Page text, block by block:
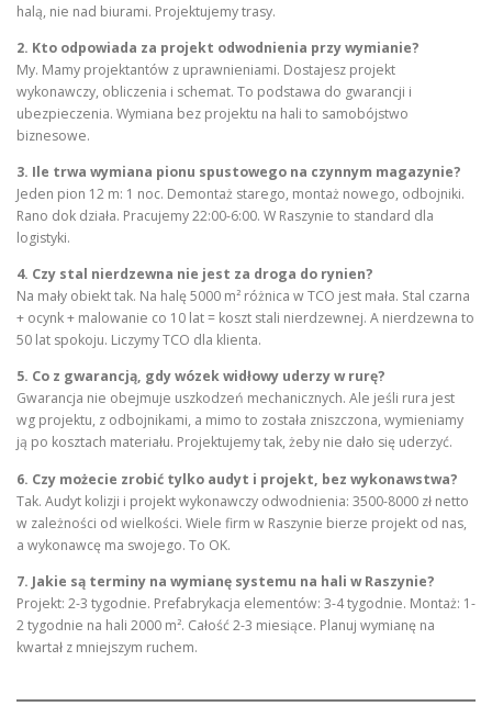
halą, nie nad biurami. Projektujemy trasy.
2. Kto odpowiada za projekt odwodnienia przy wymianie?
My. Mamy projektantów z uprawnieniami. Dostajesz projekt
wykonawczy, obliczenia i schemat. To podstawa do gwarancji i
ubezpieczenia. Wymiana bez projektu na hali to samobójstwo
biznesowe.
3. Ile trwa wymiana pionu spustowego na czynnym magazynie?
Jeden pion 12 m: 1 noc. Demontaż starego, montaż nowego, odbojniki.
Rano dok działa. Pracujemy 22:00-6:00. W Raszynie to standard dla
logistyki.
4. Czy stal nierdzewna nie jest za droga do rynien?
Na mały obiekt tak. Na halę 5000 m² różnica w TCO jest mała. Stal czarna
+ ocynk + malowanie co 10 lat = koszt stali nierdzewnej. A nierdzewna to
50 lat spokoju. Liczymy TCO dla klienta.
5. Co z gwarancją, gdy wózek widłowy uderzy w rurę?
Gwarancja nie obejmuje uszkodzeń mechanicznych. Ale jeśli rura jest
wg projektu, z odbojnikami, a mimo to została zniszczona, wymieniamy
ją po kosztach materiału. Projektujemy tak, żeby nie dało się uderzyć.
6. Czy możecie zrobić tylko audyt i projekt, bez wykonawstwa?
Tak. Audyt kolizji i projekt wykonawczy odwodnienia: 3500-8000 zł netto
w zależności od wielkości. Wiele firm w Raszynie bierze projekt od nas,
a wykonawcę ma swojego. To OK.
7. Jakie są terminy na wymianę systemu na hali w Raszynie?
Projekt: 2-3 tygodnie. Prefabrykacja elementów: 3-4 tygodnie. Montaż: 1-
2 tygodnie na hali 2000 m². Całość 2-3 miesiące. Planuj wymianę na
kwartał z mniejszym ruchem.